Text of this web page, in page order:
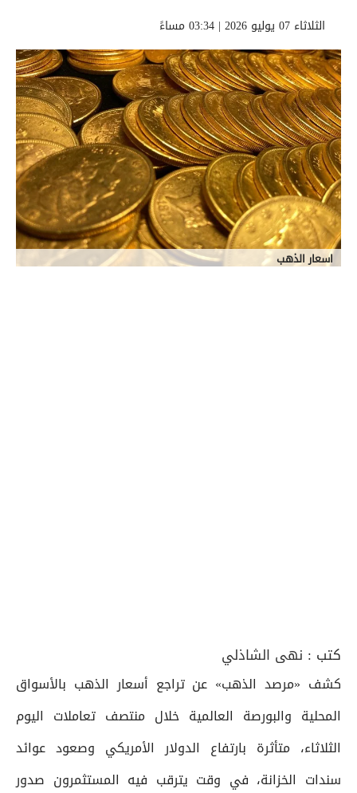
الثلاثاء 07 يوليو 2026 | 03:34 مساءً
اسعار الذهب
كتب : نهى الشاذلي
كشف «مرصد الذهب» عن تراجع أسعار الذهب بالأسواق
المحلية والبورصة العالمية خلال منتصف تعاملات اليوم
الثلاثاء، متأثرة بارتفاع الدولار الأمريكي وصعود عوائد
سندات الخزانة، في وقت يترقب فيه المستثمرون صدور